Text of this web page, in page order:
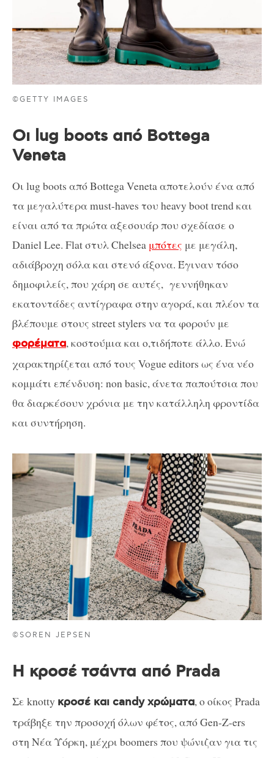
©GETTY IMAGES
Οι lug boots από Bottega
Veneta
Οι lug boots από Bottega Veneta αποτελούν ένα από
τα μεγαλύτερα must-haves του heavy boot trend και
είναι από τα πρώτα αξεσουάρ που σχεδίασε ο
Daniel Lee. Flat στυλ Chelsea μπότες με μεγάλη,
αδιάβροχη σόλα και στενό άξονα. Έγιναν τόσο
δημοφιλείς, που χάρη σε αυτές, γεννήθηκαν
εκατοντάδες αντίγραφα στην αγορά, και πλέον τα
βλέπουμε στους street stylers να τα φορούν με
φορέματα, κοστούμια και ο,τιδήποτε άλλο. Ενώ
χαρακτηρίζεται από τους Vogue editors ως ένα νέο
κομμάτι επένδυση: non basic, άνετα παπούτσια που
θα διαρκέσουν χρόνια με την κατάλληλη φροντίδα
και συντήρηση.
©SOREN JEPSEN
Η κροσέ τσάντα από Prada
Σε knotty κροσέ και candy χρώματα, ο οίκος Prada
τράβηξε την προσοχή όλων φέτος, από Gen-Z-ers
στη Νέα Υόρκη, μέχρι boomers που ψώνιζαν για τις